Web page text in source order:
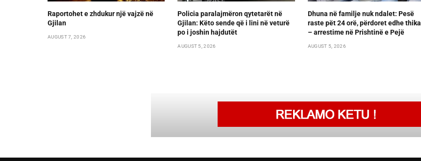
Raportohet e zhdukur një vajzë në
Gjilan
AUGUST 7, 2026
Policia paralajmëron qytetarët në
Gjilan: Këto sende që i lini në veturë
po i joshin hajdutët
AUGUST 5, 2026
Dhuna në familje nuk ndalet: Pesë
raste pët 24 orë, përdoret edhe thika
– arrestime në Prishtinë e Pejë
AUGUST 5, 2026